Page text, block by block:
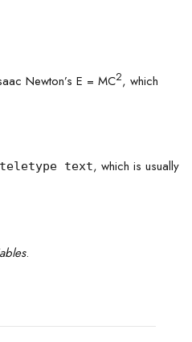
Newton’s E = MC2, which
teletype text, which is usually
.